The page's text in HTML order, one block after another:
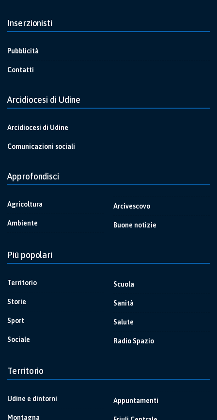
Inserzionisti
Pubblicità
Contatti
Arcidiocesi di Udine
Arcidiocesi di Udine
Comunicazioni sociali
Approfondisci
Agricoltura
Ambiente
Arcivescovo
Buone notizie
Più popolari
Territorio
Storie
Sport
Sociale
Scuola
Sanità
Salute
Radio Spazio
Territorio
Udine e dintorni
Montagna
Appuntamenti